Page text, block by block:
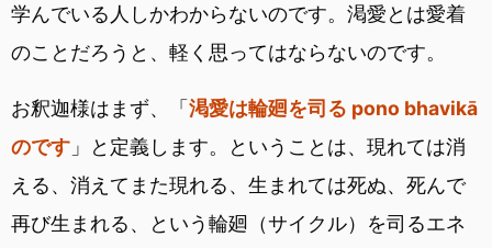
学んでいる人しかわからないのです。渇愛とは愛着
のことだろうと、軽く思ってはならないのです。
お釈迦様はまず、「渇愛は輪廻を司る pono bhavikā
のです 」と定義します。ということは、現れては消
える、消えてまた現れる、生まれては死ぬ、死んで
再び生まれる、という輪廻（サイクル）を司るエネ